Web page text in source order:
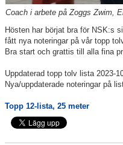
Coach i arbete på Zoggs Zwim,
Hösten har börjat bra för NSK:s
fått nya noteringar på vår topp
Bra start och grattis till alla fina
Uppdaterad topp tolv lista 2023-
Nya/uppdaterade noteringar på
Topp 12-lista, 25 meter